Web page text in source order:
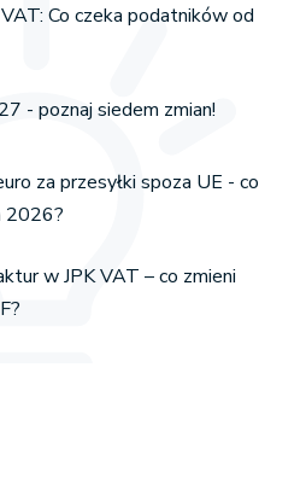
Co czeka podatników od
- poznaj siedem zmian!
za przesyłki spoza UE - co
2026?
w JPK VAT – co zmieni